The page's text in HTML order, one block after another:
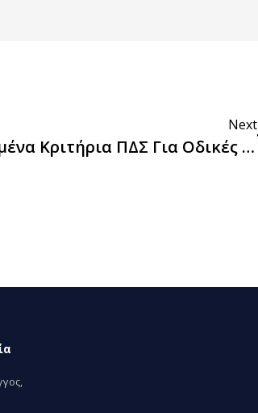
Next
Πρόσφατα Επικαιροποιημένα Κριτήρια ΠΔΣ Για Οδικές Μεταφορές Που Δημοσιεύθηκαν Από Την Ευρωπαϊκή Επιτροπή